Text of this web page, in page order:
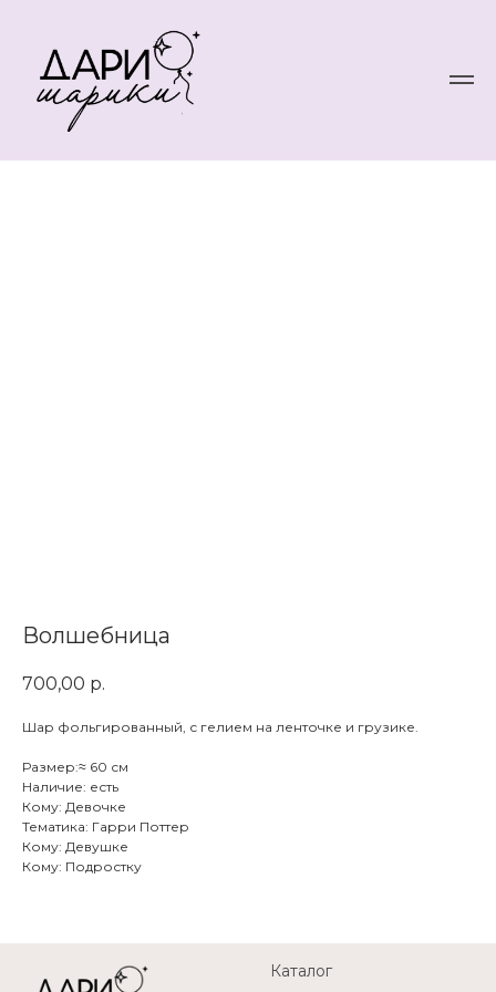
Волшебница
700,00 р.
Шар фольгированный, с гелием на ленточке и грузике.
Размер:≈ 60 см
Наличие: есть
Кому: Девочке
Тематика: Гарри Поттер
Кому: Девушке
Кому: Подростку
Каталог